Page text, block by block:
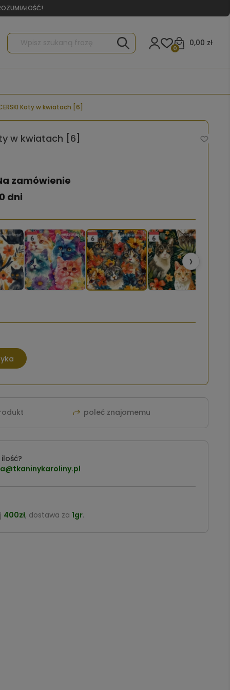
0,00 zł
0
Koty w kwiatach [6]
w kwiatach [6]
zamówienie
dni
›
poleć znajomemu
400zł, dostawa za 1gr.